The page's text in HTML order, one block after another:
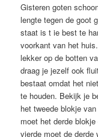
Gisteren goten
lengte tegen de goot
staat is t ie best te
voorkant van het
lekker op de botten
draag je jezelf ook
bestaat omdat het
te houden. Bekijk je
het tweede blokje
moet het derde
vierde moet de